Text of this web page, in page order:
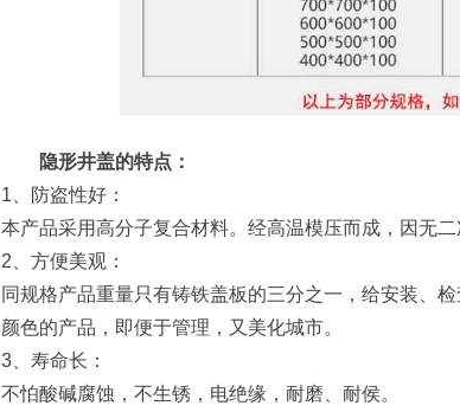
隐形井盖的特点：
1、防盗性好：
本产品采用高分子复合材料。经高温模压而成，因无
2、方便美观：
同规格产品重量只有铸铁盖板的三分之一，给安装、
颜色的产品，即便于管理，又美化城市。
3、寿命长：
不怕酸碱腐蚀，不生锈，电绝缘，耐磨、耐侯。